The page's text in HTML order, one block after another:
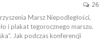
26
Marsz Niepodległości,
i plakat tegorocznego marszu.
Jak podczas konferencji